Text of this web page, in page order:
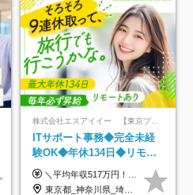
株式会社エスアイイー 【東京プロマーケット上場】
ITサポート事務◆完全未経
験OK◆年休134日◆リモー
トOK◆残業月7h以下◆賞与
年3回◆5年目まで必ず昇給
＼平均年収517万円！入社5年目まで毎年必ず昇給／ ■賞与年3回 ■年収800万円以上も可 ■入社3年以上の平均年収469.2万円 月給23万2000円以上＋賞与年3回＋各種手当 ☆入社5年目まで最大1万5000円の定期昇給を確約 ┃各種手当充実 ・規定の資格を取得すれば、2000円～5万円を毎月支給（2万4000円～60万円／年） ・研修中に取得した取得率95％の資格でも研修後の給料UP ※月給は年齢・経験・能力を考慮して、優遇いたします ※上記月給金額は固定残業代（20時間/3万1300円円以上）を含み、超過分は別途支給いたします ※試用期間（6ヶ月）は月給に変動はありますが、その他待遇に差異はありません ├入社後1ヶ月～3ヶ月間は、月給20万1900円となります └上記金額は固定残業代（10時間／1万6000円）を含み、超過分は別途支給いたします
東京都_神奈川県_埼玉県_千葉県_大阪府_愛知県_北海道_青森県_岩手県_宮城県_秋田県_山形県_福島県_茨城県_栃木県_群馬県_新潟県_山梨県_長野県_富山県_石川県_福井県_静岡県_岐阜県_三重県_兵庫県_京都府_滋賀県_奈良県_和歌山県_広島県_岡山県_鳥取県_島根県_山口県_徳島県_香川県_愛媛県_高知県_福岡県_熊本県_佐賀県_長崎県_大分県_宮崎県_鹿児島県_沖縄県